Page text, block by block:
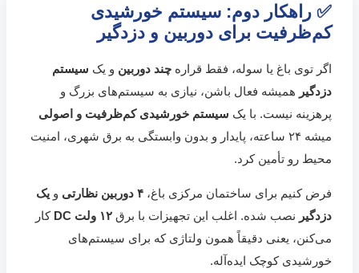
✅ راهکار دوم: سیستم خورشیدی
کم‌ظرفیت برای دوربین و دزدگیر
اگر توی باغ یا سوله‌، فقط قراره چند دوربین و یک سیستم
دزدگیر همیشه فعال باشن، نیازی به سیستم‌های بزرگ و
پرهزینه نیست. با یک سیستم خورشیدی کم‌ظرفیت و اصولی
میشه ۲۴ ساعته، پایدار و بدون وابستگی به برق شهری، امنیت
محیط رو تأمین کرد.
فرض کنیم برای ساختمان مرکزی باغ، ۴ دوربین نظارتی و یک
دزدگیر نصب شده. اغلب این تجهیزات با برق ۱۲ ولت DC
کار
می‌کنن، یعنی دقیقاً همون ولتاژی که برای سیستم‌های
خورشیدی کوچک ایده‌آله.